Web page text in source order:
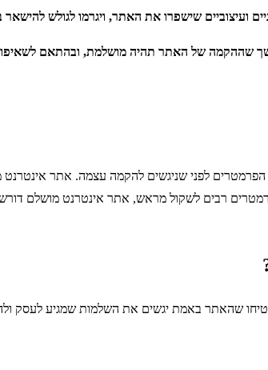
שישפרו את האתר, ויגרמו לגולש להישאר
שההקמה של האתר תהיה מושלמת, ובהתאם
לפני שניגשים להקמה עצמה. אתר
רבים לשקול מראש, אתר אינטרנט מושלם
שהאתר באמת יגשים את השלמות שמגיע לעסק